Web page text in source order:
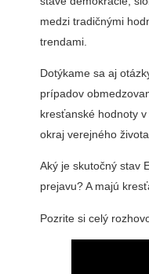
medzi tradičnými
trendami.
Dotýkame sa aj
prípadov
kresťanské hodnoty
okraj verejného života.
Aký je skutočný stav
prejavu? A majú
Pozrite si celý